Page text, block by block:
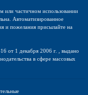
или частичном использовании
Автоматизированное
и пожелания присылайте на
от 1 декабря 2006 г. , выдано
в сфере массовых